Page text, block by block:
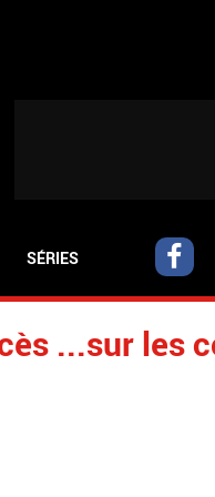
SÉRIES
...sur les